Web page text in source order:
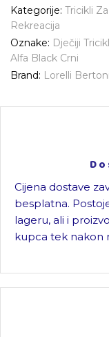
Kategorije: Tricikli
Rekreacija
Oznake: Dječiji Tricikl
Alfa Black Crni
Brand: Lorelli Bertoni
Cijena dostave
besplatna.
lageru, ali i
kupca tek nakon